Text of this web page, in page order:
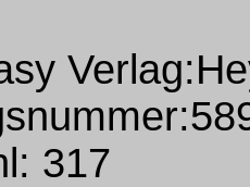
317